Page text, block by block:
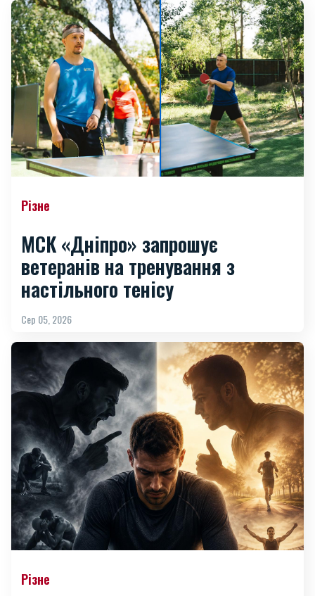
Різне
МСК «Дніпро» запрошує
ветеранів на тренування з
настільного тенісу
Сер 05, 2026
Різне